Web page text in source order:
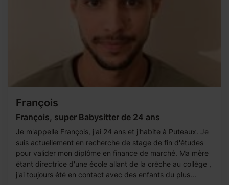
François
François, super Babysitter de 24 ans
Je m'appelle François, j'ai 24 ans et j'habite à Puteaux. Je
suis actuellement en recherche de stage de fin d'études
pour valider mon diplôme en finance de marché. Ma mère
étant directrice d'une école allant de la crèche au collège ,
j'ai toujours été en contact avec des enfants du plus...